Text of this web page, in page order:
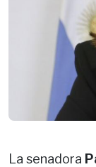
La senadora